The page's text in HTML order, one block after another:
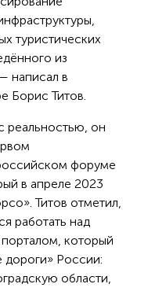
туристических
из
написал в
Борис Титов.
реальностью, он
форуме
в апреле 2023
Титов отметил,
работать над
который
дороги» России:
области,